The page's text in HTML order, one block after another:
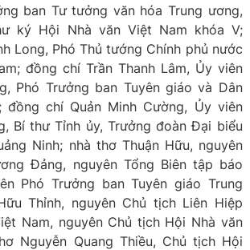
ban Tư tưởng văn hóa Trung ương,
ký Hội Nhà văn Việt Nam khóa V;
Long, Phó Thủ tướng Chính phủ nước
đồng chí Trần Thanh Lâm, Ủy viên
Phó Trưởng ban Tuyên giáo và Dân
đồng chí Quản Minh Cường, Ủy viên
Bí thư Tỉnh ủy, Trưởng đoàn Đại biểu
Ninh; nhà thơ Thuận Hữu, nguyên
Đảng, nguyên Tổng Biên tập báo
Phó Trưởng ban Tuyên giáo Trung
Thỉnh, nguyên Chủ tịch Liên Hiệp
Nam, nguyên Chủ tịch Hội Nhà văn
Nguyễn Quang Thiều, Chủ tịch Hội